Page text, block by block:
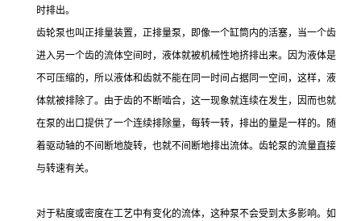
时排出。
齿轮泵也叫正排量装置，正排量泵，即像一个缸筒内的活塞，当一个齿
进入另一个齿的流体空间时，液体就被机械性地挤排出来。因为液体是
不可压缩的，所以液体和齿就不能在同一时间占据同一空间，这样，液
体就被排除了。由于齿的不断啮合，这一现象就连续在发生，因而也就
在泵的出口提供了一个连续排除量，每转一转，排出的量是一样的。随
着驱动轴的不间断地旋转，也就不间断地排出流体。齿轮泵的流量直接
与转速有关。
对于粘度或密度在工艺中有变化的流体，这种泵不会受到太多影响。如